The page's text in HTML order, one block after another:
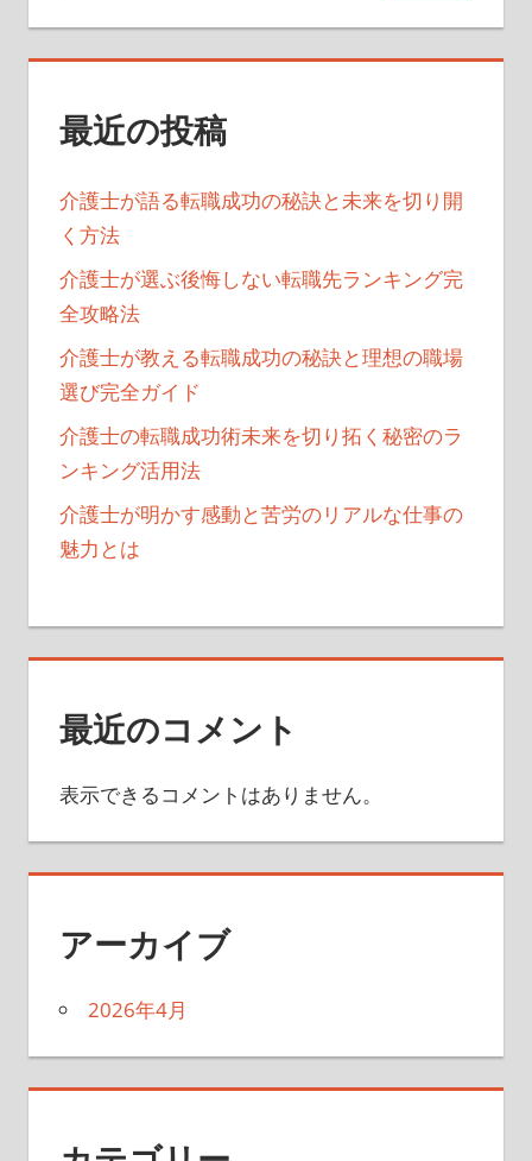
ョ
ン
最近の投稿
介護士が語る転職成功の秘訣と未来を切り開
く方法
介護士が選ぶ後悔しない転職先ランキング完
全攻略法
介護士が教える転職成功の秘訣と理想の職場
選び完全ガイド
介護士の転職成功術未来を切り拓く秘密のラ
ンキング活用法
介護士が明かす感動と苦労のリアルな仕事の
魅力とは
最近のコメント
表示できるコメントはありません。
アーカイブ
2026年4月